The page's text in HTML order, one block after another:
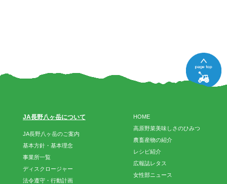
HOME
高原野菜美味しさのひみつ
農畜産物の紹介
レシピ紹介
広報誌レタス
女性部ニュース
JA長野八ヶ岳について
JA長野八ヶ岳のご案内
基本方針・基本理念
事業所一覧
ディスクロージャー
法令遵守・行動計画